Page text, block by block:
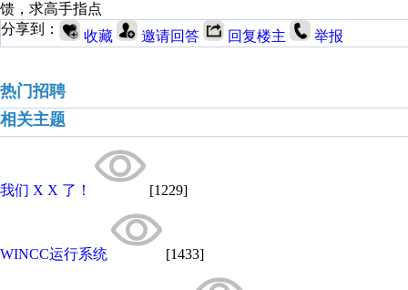
馈，求高手指点
分享到：
收藏 邀请回答 回复楼主 举报
热门招聘
相关主题
我们 X X 了！ [1229]
WINCC运行系统 [1433]